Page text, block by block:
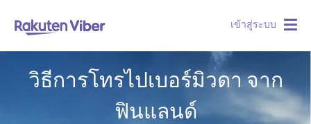
เข้าสู่ระบบ
วิธีการโทรไปเบอร์มิวดา จาก
ฟินแลนด์